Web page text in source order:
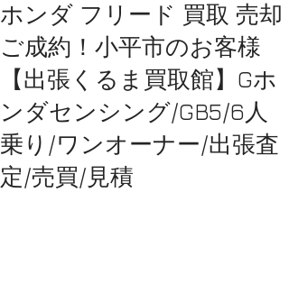
ホンダ フリード 買取 売却
ご成約！小平市のお客様
【出張くるま買取館】Gホ
ンダセンシング/GB5/6人
乗り/ワンオーナー/出張査
定/売買/見積